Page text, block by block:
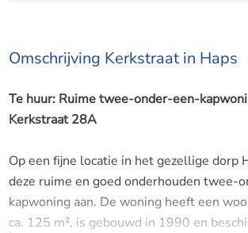
Omschrijving Kerkstraat in Haps
Te huur: Ruime twee-onder-een-
Kerkstraat 28A
Op een fijne locatie in het gezellige dorp
deze ruime en goed onderhouden twee-
kapwoning aan. De woning heeft een
ca. 125 m², is gebouwd in 1990 en